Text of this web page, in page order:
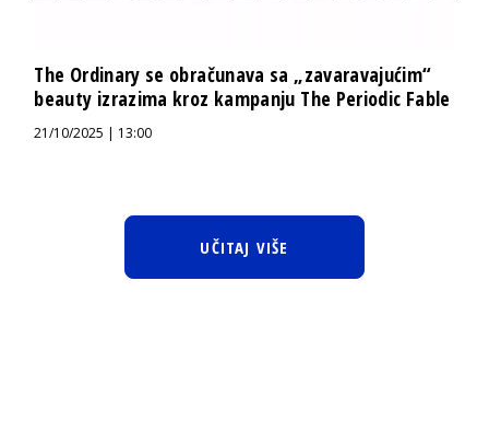
The Ordinary se obračunava sa „zavaravajućim“
beauty izrazima kroz kampanju The Periodic Fable
21/10/2025 | 13:00
UČITAJ VIŠE